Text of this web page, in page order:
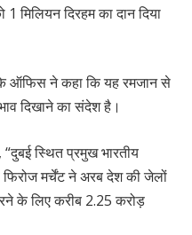
मिलियन दिरहम का दान दिया
ऑफिस ने कहा कि यह रमजान से
दिखाने का संदेश है।
स्थित प्रमुख भारतीय
मर्चेंट ने अरब देश की जेलों
के लिए करीब 2.25 करोड़